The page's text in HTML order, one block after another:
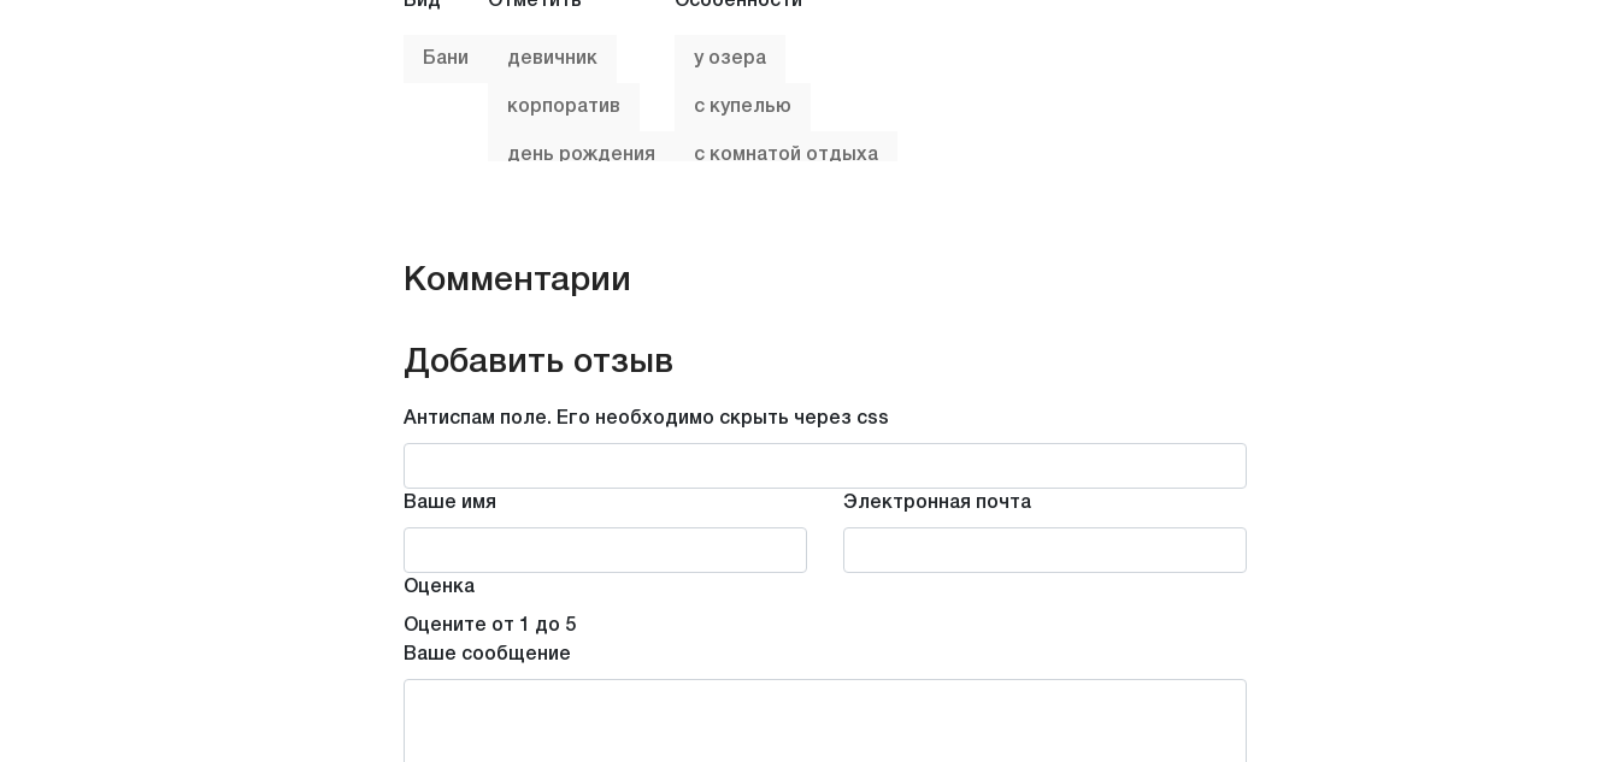
Бани девичник
корпоратив
день рождения
у озера
с купелью
с комнатой отдыха
Комментарии
Добавить отзыв
Антиспам поле. Его необходимо скрыть через css
Ваше имя Электронная почта
Оценка
Оцените от 1 до 5
Ваше сообщение